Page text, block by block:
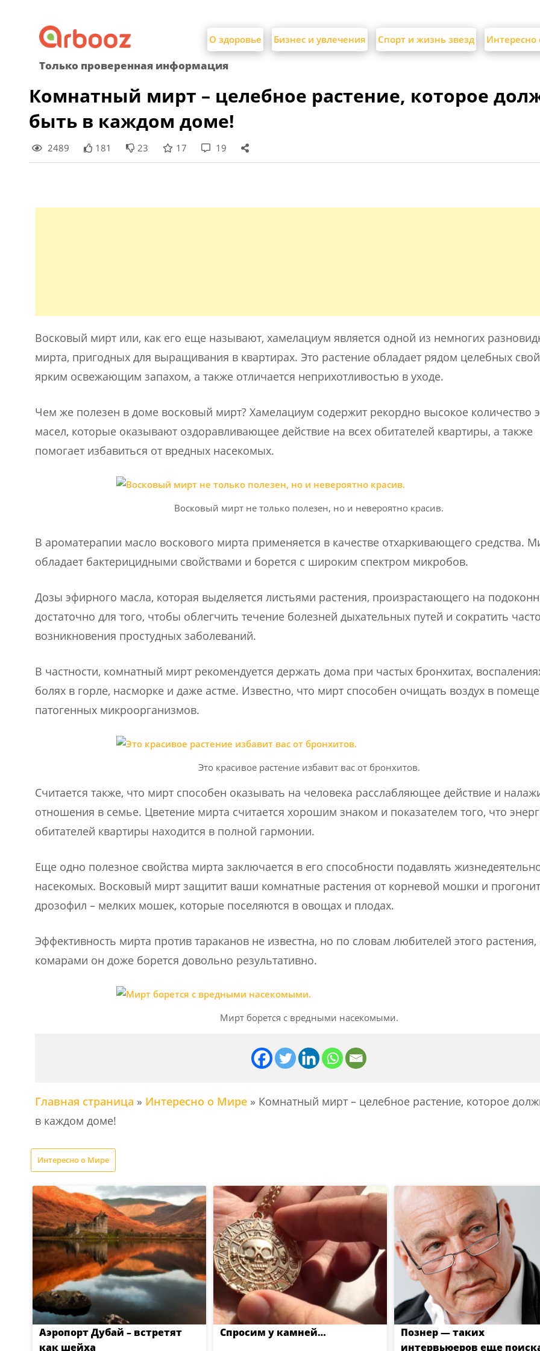
content
О здоровье Бизнес и увлечения Спорт и жизнь звезд
Только проверенная информация
Комнатный мирт – целебное растение, которое
быть в каждом доме!
2489 181 23 17 19
Восковый мирт или, как его еще называют, хамелациум является одной из немногих
мирта, пригодных для выращивания в квартирах. Это растение обладает рядом целебных
ярким освежающим запахом, а также отличается неприхотливостью в уходе.
Чем же полезен в доме восковый мирт? Хамелациум содержит рекордно высокое количество
масел, которые оказывают оздоравливающее действие на всех обитателей квартиры, а также
помогает избавиться от вредных насекомых.
Восковый мирт не только полезен, но и невероятно красив.
В ароматерапии масло воскового мирта применяется в качестве отхаркивающего средства.
обладает бактерицидными свойствами и борется с широким спектром микробов.
Дозы эфирного масла, которая выделяется листьями растения, произрастающего на
достаточно для того, чтобы облегчить течение болезней дыхательных путей и сократить
возникновения простудных заболеваний.
В частности, комнатный мирт рекомендуется держать дома при частых бронхитах,
болях в горле, насморке и даже астме. Известно, что мирт способен очищать воздух в
патогенных микроорганизмов.
Это красивое растение избавит вас от бронхитов.
Считается также, что мирт способен оказывать на человека расслабляющее действие и
отношения в семье. Цветение мирта считается хорошим знаком и показателем того, что
обитателей квартиры находится в полной гармонии.
Еще одно полезное свойства мирта заключается в его способности подавлять
насекомых. Восковый мирт защитит ваши комнатные растения от корневой мошки и прогонит
дрозофил – мелких мошек, которые поселяются в овощах и плодах.
Эффективность мирта против тараканов не известна, но по словам любителей этого растения,
комарами он доже борется довольно результативно.
Мирт борется с вредными насекомыми.
Главная страница » Интересно о Мире» Комнатный мирт – целебное растение, которое
в каждом доме!
Интересно о Мире
Аэропорт Дубай – встретят
как шейха
Спросим у камней…
Познер — таких
интервьюеров еще